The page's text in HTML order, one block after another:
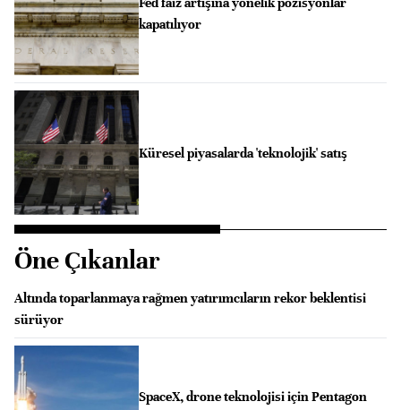
kapatılıyor
Küresel piyasalarda 'teknolojik' satış
Öne Çıkanlar
Altında toparlanmaya rağmen yatırımcıların rekor beklentisi
sürüyor
SpaceX, drone teknolojisi için Pentagon